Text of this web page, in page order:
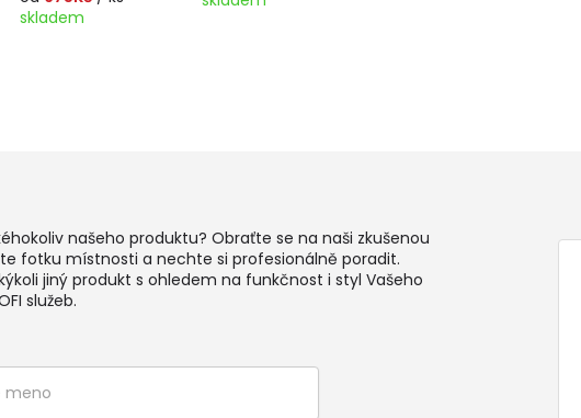
skladem
našeho produktu? Obraťte se na naši zkušenou
fotku místnosti a nechte si profesionálně poradit.
jiný produkt s ohledem na funkčnost i styl Vašeho
služeb.